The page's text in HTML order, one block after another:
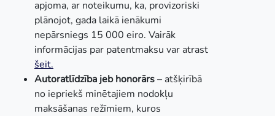
apjoma, ar noteikumu, ka, provizoriski
plānojot, gada laikā ienākumi
nepārsniegs 15 000 eiro. Vairāk
informācijas par patentmaksu var atrast
šeit.
Autoratlīdzība jeb honorārs– atšķirībā
no iepriekš minētajiem nodokļu
maksāšanas režīmiem, kuros